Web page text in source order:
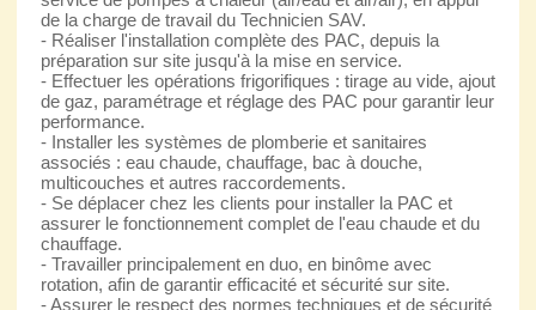
de la charge de travail du Technicien SAV.
- Réaliser l'installation complète des PAC, depuis la
préparation sur site jusqu'à la mise en service.
- Effectuer les opérations frigorifiques : tirage au vide, ajout
de gaz, paramétrage et réglage des PAC pour garantir leur
performance.
- Installer les systèmes de plomberie et sanitaires
associés : eau chaude, chauffage, bac à douche,
multicouches et autres raccordements.
- Se déplacer chez les clients pour installer la PAC et
assurer le fonctionnement complet de l'eau chaude et du
chauffage.
- Travailler principalement en duo, en binôme avec
rotation, afin de garantir efficacité et sécurité sur site.
- Assurer le respect des normes techniques et de sécurité